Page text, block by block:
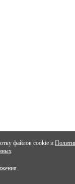
файлов cookie и